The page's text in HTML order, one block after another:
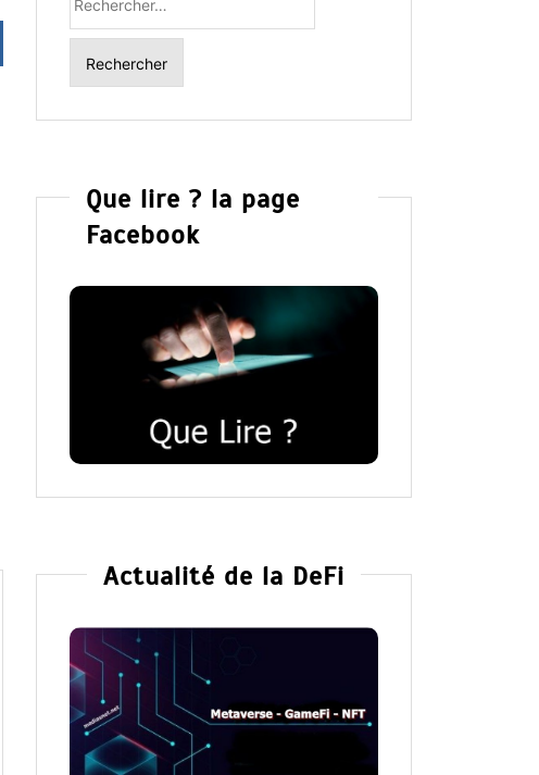
Dans Romance
Que lire ? la page
Facebook
Actualité de la DeFi